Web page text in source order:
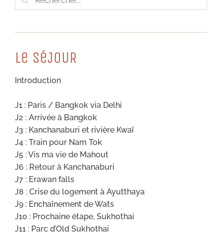
Le SéJOUR
Introduction
J1 : Paris / Bangkok via Delhi
J2 : Arrivée à Bangkok
J3 : Kanchanaburi et rivière Kwaï
J4 : Train pour Nam Tok
J5 : Vis ma vie de Mahout
J6 : Retour à Kanchanaburi
J7 : Erawan falls
J8 : Crise du logement à Ayutthaya
J9 : Enchaînement de Wats
J10 : Prochaine étape, Sukhothai
J11 : Parc d’Old Sukhothai